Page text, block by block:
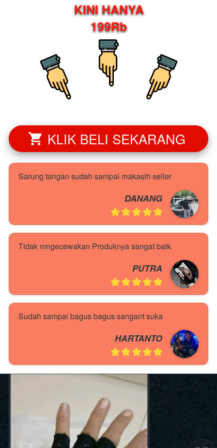
KINI HANYA
199Rb
` KLIK BELI SEKARANG
Sarung tangan sudah sampai makasih seller
DANANG
Tidak mngecewakan Produknya sangat baik
PUTRA
Sudah sampai bagus bagus sangant suka
HARTANTO